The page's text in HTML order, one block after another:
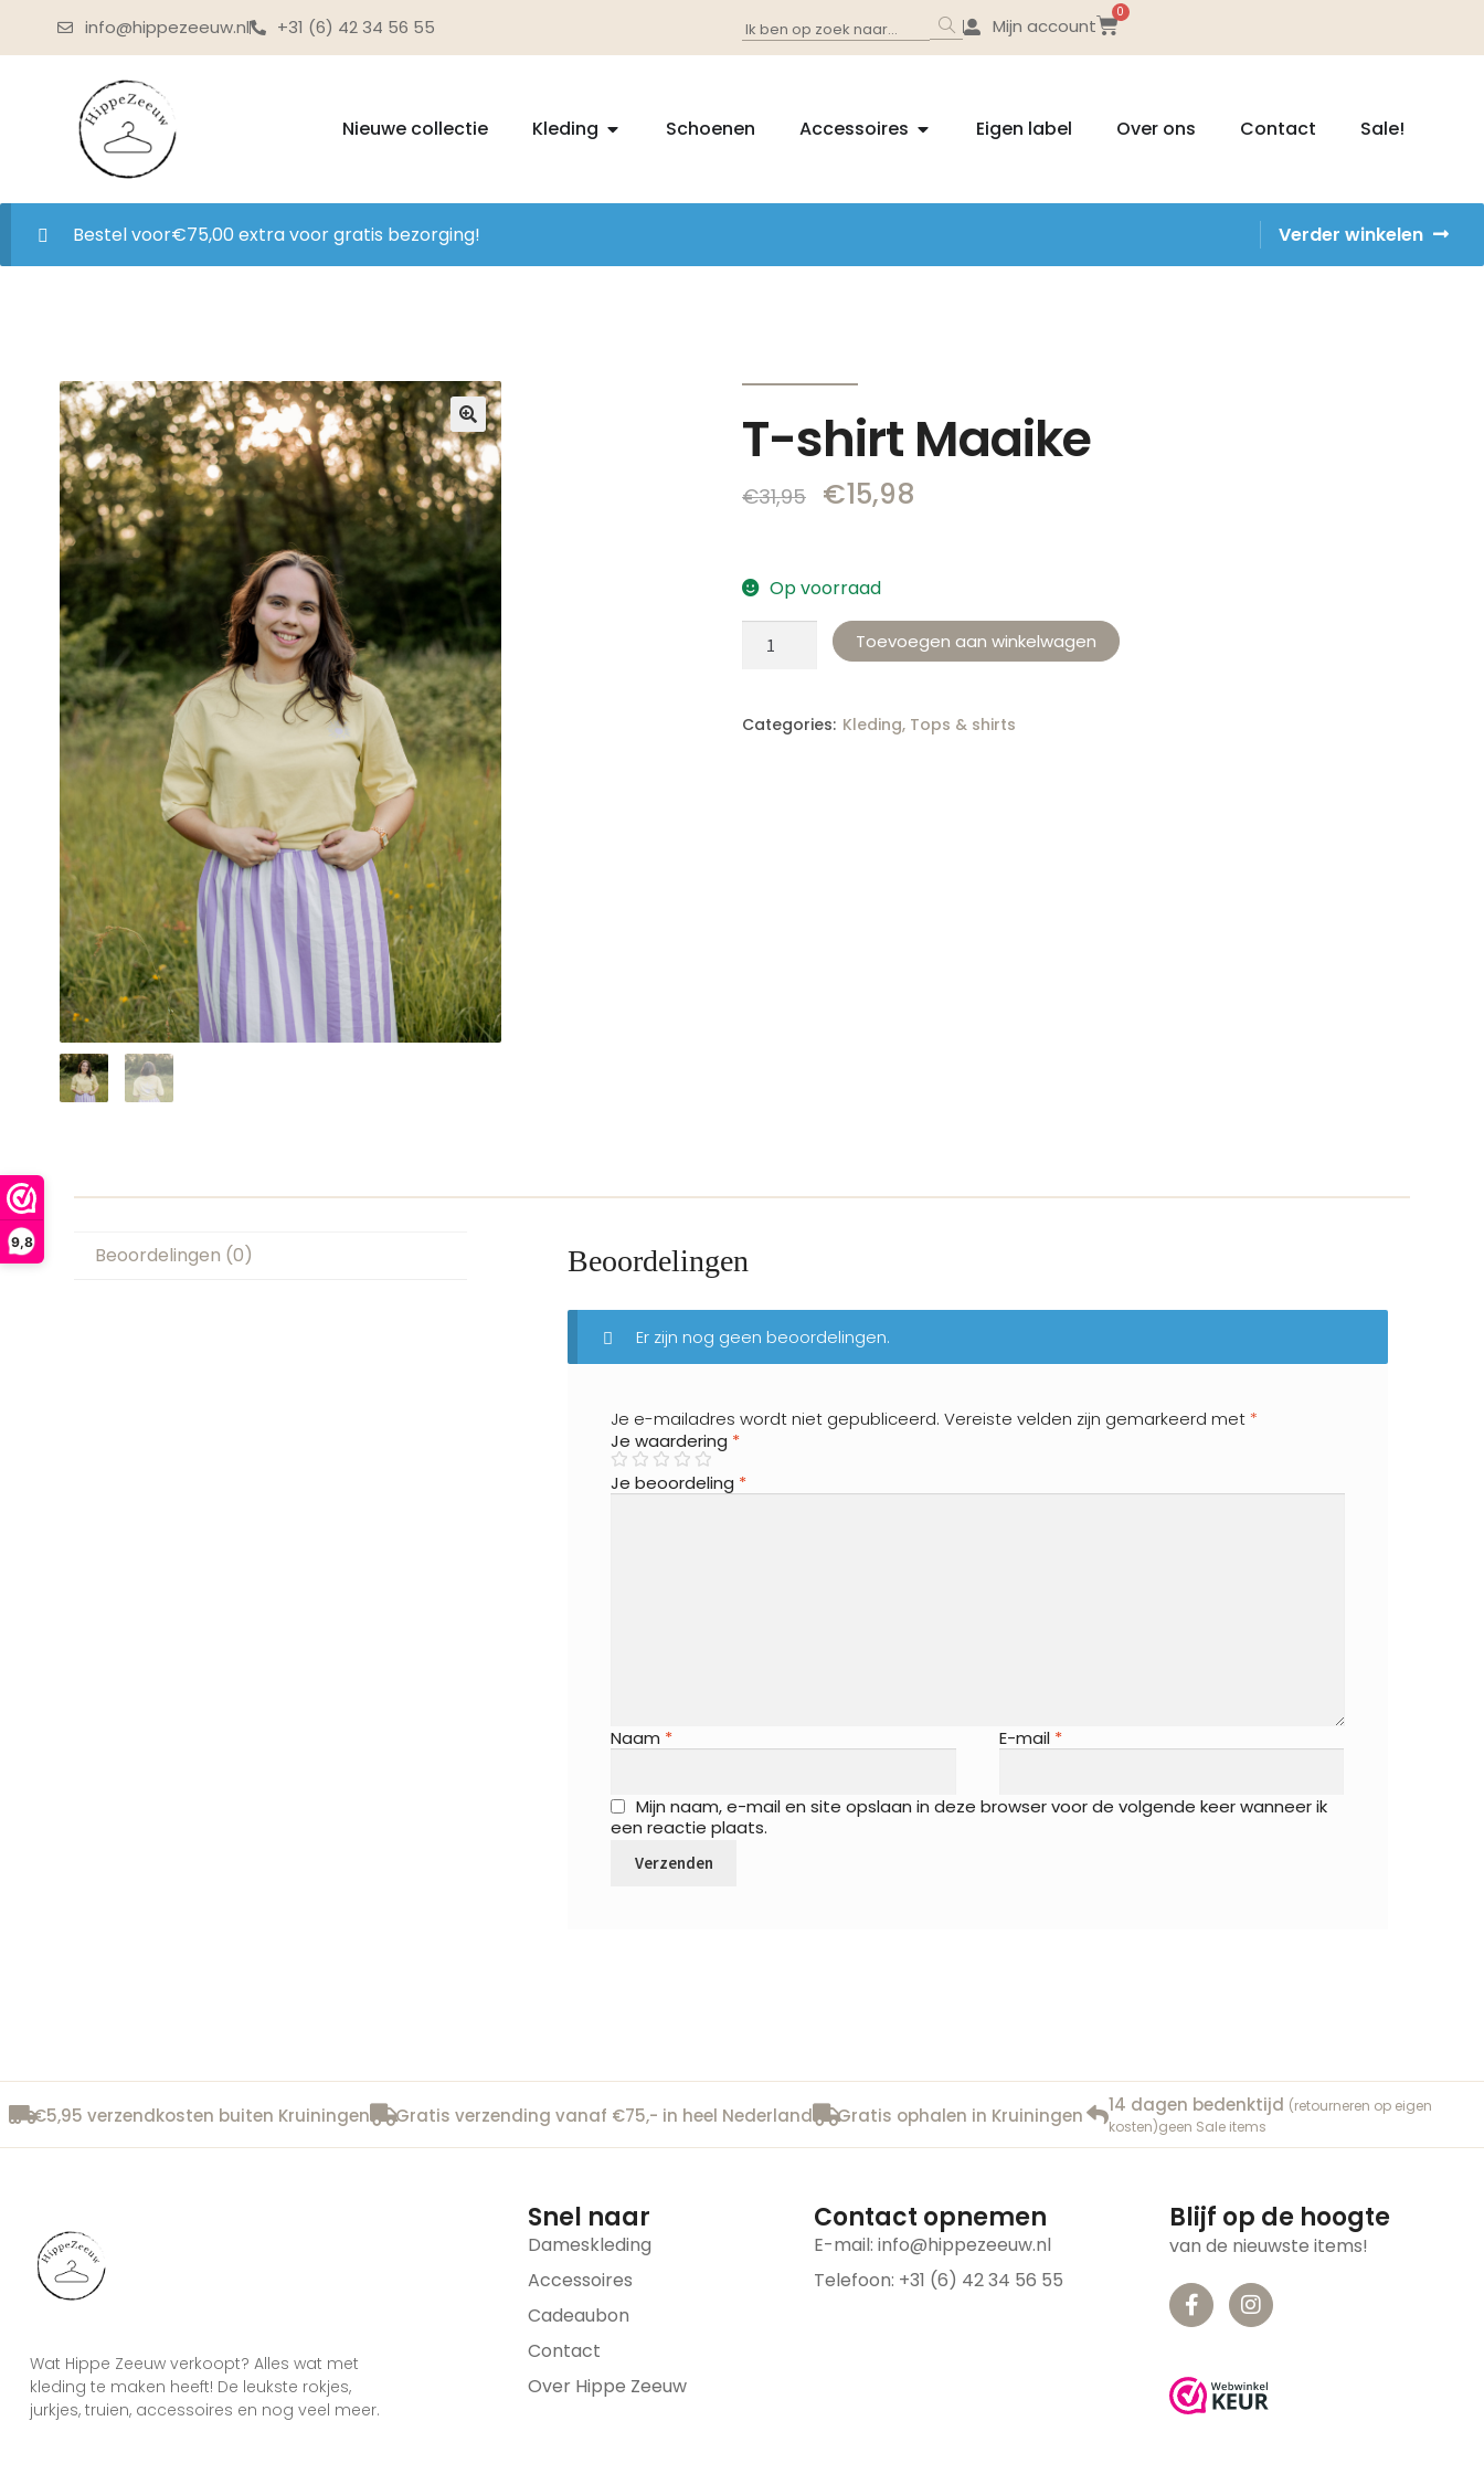
9,8
info@hippezeeuw.nl +31 (6) 42 34 56 55 Mijn account
0
Nieuwe collectie Kleding Schoenen Accessoires Eigen label Over ons Contact Sale!
Verder winkelen
Bestel voor€75,00 extra voor gratis bezorging!
T-shirt Maaike
€31,95 €15,98
Op voorraad
Toevoegen aan winkelwagen
Categories: Kleding, Tops & shirts
Beoordelingen (0) Beoordelingen
Er zijn nog geen beoordelingen.
Je e-mailadres wordt niet gepubliceerd. Vereiste velden zijn gemarkeerd met *
Je waardering *
Je beoordeling *
Naam * E-mail *
Mijn naam, e-mail en site opslaan in deze browser voor de volgende keer wanneer ik
een reactie plaats.
€5,95 verzendkosten buiten Kruiningen Gratis verzending vanaf €75,- in heel Nederland Gratis ophalen in Kruiningen 14 dagen bedenktijd (retourneren op eigen
kosten)geen Sale items
Wat Hippe Zeeuw verkoopt? Alles wat met
kleding te maken heeft! De leukste rokjes,
jurkjes, truien, accessoires en nog veel meer.
Snel naar
Dameskleding
Accessoires
Cadeaubon
Contact
Over Hippe Zeeuw
Contact opnemen
E-mail: info@hippezeeuw.nl
Telefoon: +31 (6) 42 34 56 55
Blijf op de hoogte
van de nieuwste items!